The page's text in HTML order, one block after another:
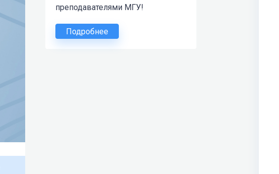
преподавателями МГУ!
Подробнее